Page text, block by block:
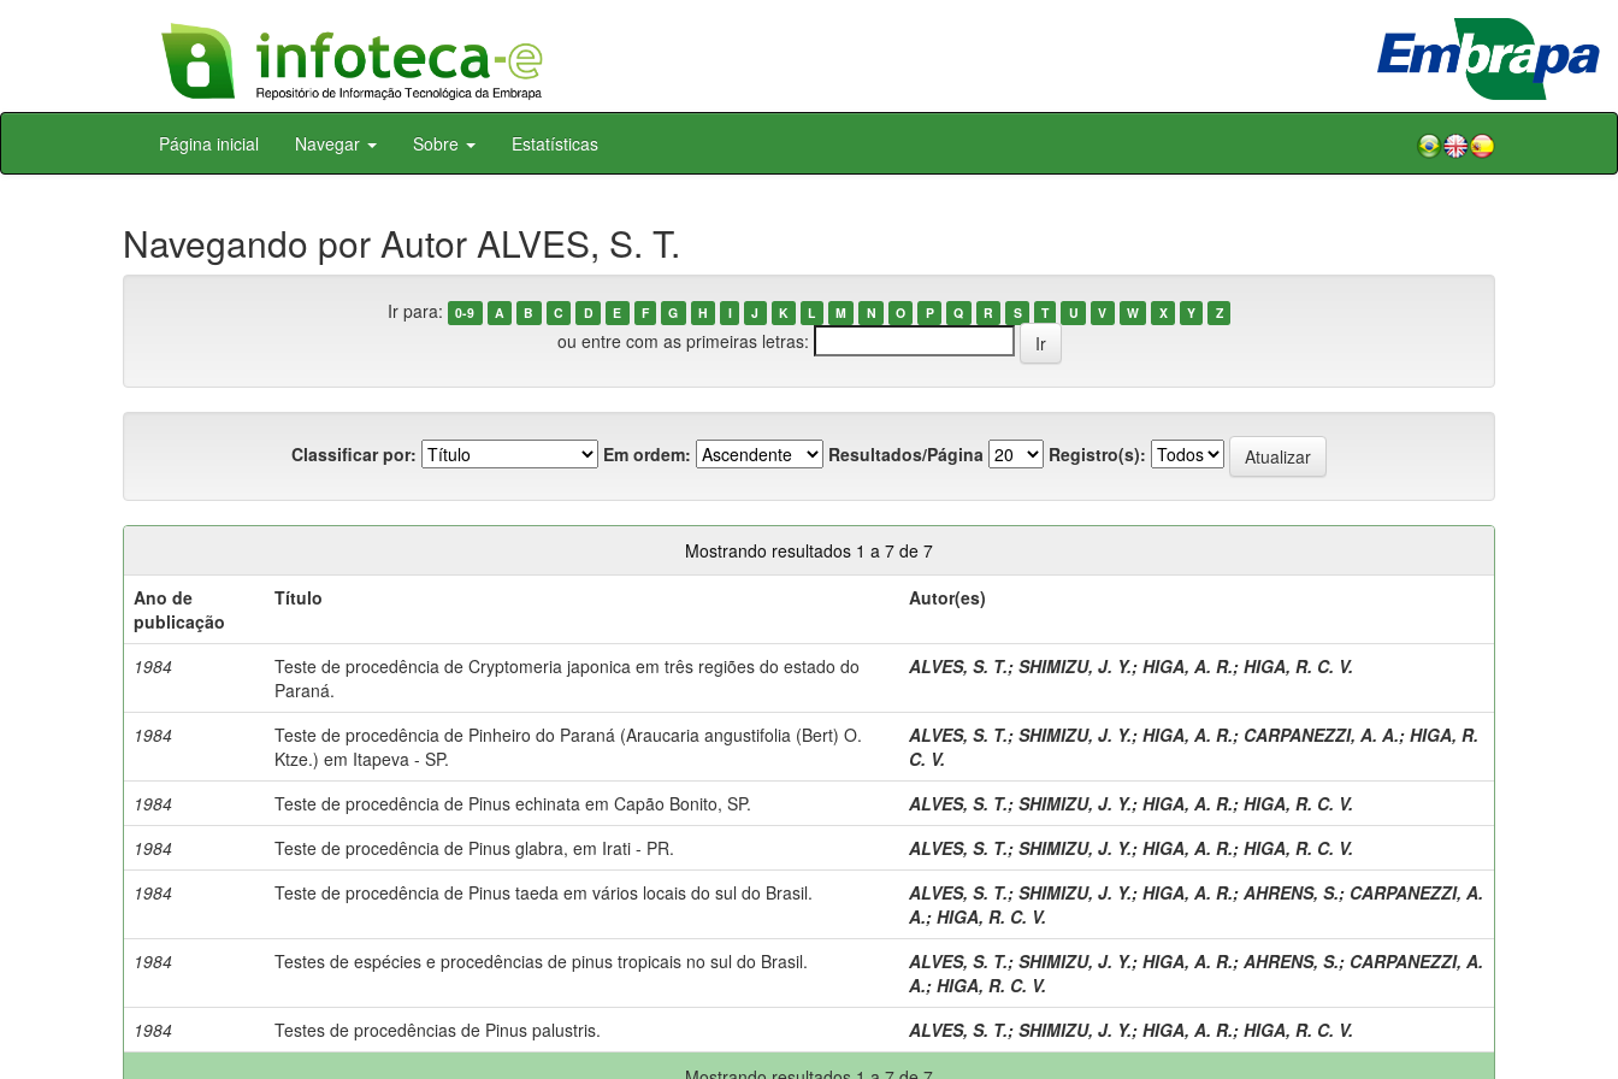
Skip
Página inicial Navegar Sobre Estatísticas
Navegando por Autor ALVES, S. T.
Ir para: 0-9 A B C D E F G H I J K L M N O P Q R S T U V W X Y Z
ou entre com as primeiras letras:
Classificar por: Em ordem: Resultados/Página Registro(s):
Mostrando resultados 1 a 7 de 7
Ano de
publicação
Título Autor(es)
1984
Teste de procedência de Cryptomeria japonica em três regiões do estado do
Paraná.
ALVES, S. T.; SHIMIZU, J. Y.; HIGA, A. R.; HIGA, R. C. V.
1984
Teste de procedência de Pinheiro do Paraná (Araucaria angustifolia (Bert) O.
Ktze.) em Itapeva - SP.
ALVES, S. T.; SHIMIZU, J. Y.; HIGA, A. R.; CARPANEZZI, A. A.; HIGA, R.
C. V.
1984
Teste de procedência de Pinus echinata em Capão Bonito, SP. ALVES, S. T.; SHIMIZU, J. Y.; HIGA, A. R.; HIGA, R. C. V.
1984
Teste de procedência de Pinus glabra, em Irati - PR. ALVES, S. T.; SHIMIZU, J. Y.; HIGA, A. R.; HIGA, R. C. V.
1984
Teste de procedência de Pinus taeda em vários locais do sul do Brasil. ALVES, S. T.; SHIMIZU, J. Y.; HIGA, A. R.; AHRENS, S.; CARPANEZZI, A.
A.; HIGA, R. C. V.
1984
Testes de espécies e procedências de pinus tropicais no sul do Brasil. ALVES, S. T.; SHIMIZU, J. Y.; HIGA, A. R.; AHRENS, S.; CARPANEZZI, A.
A.; HIGA, R. C. V.
1984
Testes de procedências de Pinus palustris. ALVES, S. T.; SHIMIZU, J. Y.; HIGA, A. R.; HIGA, R. C. V.